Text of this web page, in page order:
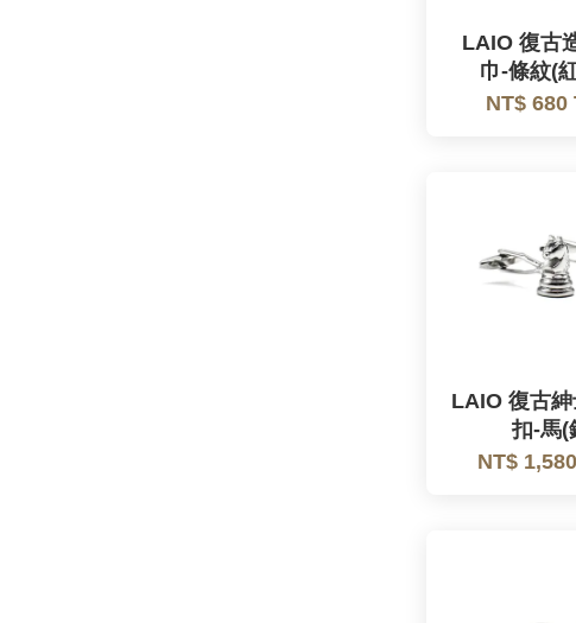
LAIO 復古
巾-條紋(
NT$ 680
LAIO 復古
扣-馬(
NT$